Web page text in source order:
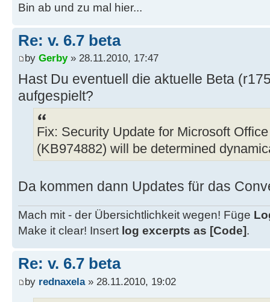
Bin ab und zu mal hier...
Re: v. 6.7 beta
by Gerby» 28.11.2010, 17:47
Hast Du eventuell die aktuelle Beta
aufgespielt?
Fix: Security Update for Microsoft
(KB974882) will be determined
Da kommen dann Updates für das
Mach mit - der Übersichtlichkeit wegen! Füge
Make it clear! Insert log excerpts as [Code].
Re: v. 6.7 beta
by rednaxela» 28.11.2010, 19:02